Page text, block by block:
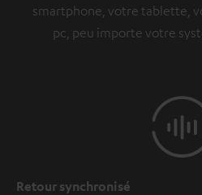
smartphone, votre tablette,
pc, peu importe votre
Retour synchronisé